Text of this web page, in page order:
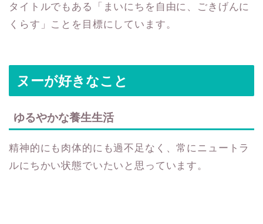
タイトルでもある「まいにちを自由に、ごきげんに
くらす」ことを目標にしています。
ヌーが好きなこと
ゆるやかな養生生活
精神的にも肉体的にも過不足なく、常にニュートラ
ルにちかい状態でいたいと思っています。